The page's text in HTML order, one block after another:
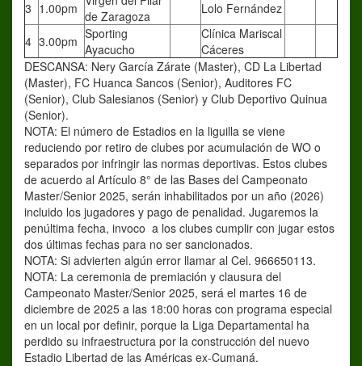
3 1.00pm de Zaragoza
Lolo Fernández
4 3.00pm Sporting
Ayacucho
Clínica Mariscal
Cáceres
DESCANSA: Nery García Zárate (Master), CD La Libertad
(Master), FC Huanca Sancos (Senior), Auditores FC
(Senior), Club Salesianos (Senior) y Club Deportivo Quinua
(Senior).
NOTA: El número de Estadios en la liguilla se viene
reduciendo por retiro de clubes por acumulación de WO o
separados por infringir las normas deportivas. Estos clubes
de acuerdo al Artículo 8° de las Bases del Campeonato
Master/Senior 2025, serán inhabilitados por un año (2026)
incluido los jugadores y pago de penalidad. Jugaremos la
penúltima fecha, invoco a los clubes cumplir con jugar estos
dos últimas fechas para no ser sancionados.
NOTA: Si advierten algún error llamar al Cel. 966650113.
NOTA: La ceremonia de premiación y clausura del
Campeonato Master/Senior 2025, será el martes 16 de
diciembre de 2025 a las 18:00 horas con programa especial
en un local por definir, porque la Liga Departamental ha
perdido su infraestructura por la construcción del nuevo
Estadio Libertad de las Américas ex-Cumaná.